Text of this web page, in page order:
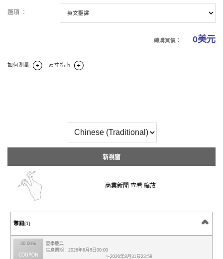
選項 ：
總購買價： 0美元
如何測量 尺寸指南
新視窗
商業新聞 查看 縮放
懲罰 [1]
30.00%
夏季慶典
生產週期：2026年6月8日00:00
～2026年8月31日23:59